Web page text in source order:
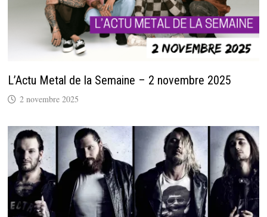
L’Actu Metal de la Semaine – 2 novembre 2025
2 novembre 2025